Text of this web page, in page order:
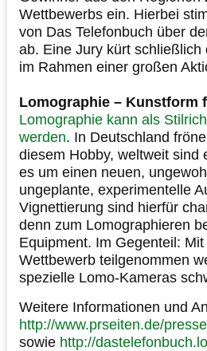
Wettbewerbs ein. Hierbei
von Das Telefonbuch über
ab. Eine Jury kürt
im Rahmen einer großen
Lomographie – Kunstform
Lomographie kann als
werden. In Deutschland
diesem Hobby, weltweit sind
es um einen neuen,
ungeplante, experimentelle
Vignettierung sind hierfür
denn zum Lomographieren
Equipment. Im Gegenteil:
Wettbewerb teilgenommen
spezielle Lomo-Kameras
Weitere Informationen und
http://www.prseiten.de/
sowie http://